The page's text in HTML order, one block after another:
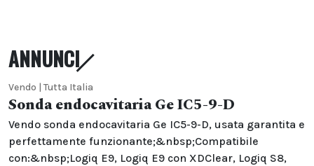
ANNUNCI
Vendo | Tutta Italia
Sonda endocavitaria Ge IC5-9-D
Vendo sonda endocavitaria Ge IC5-9-D, usata garantita e
perfettamente funzionante;&nbsp;Compatibile
con:&nbsp;Logiq E9, Logiq E9 con XDClear, Logiq S8,